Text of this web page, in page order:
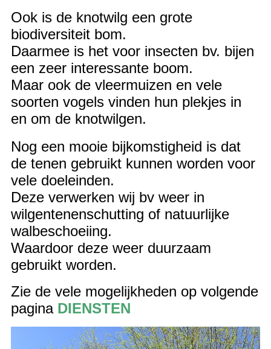
Ook is de knotwilg een grote
biodiversiteit bom.
Daarmee is het voor insecten bv. bijen
een zeer interessante boom.
Maar ook de vleermuizen en vele
soorten vogels vinden hun plekjes in
en om de knotwilgen.
Nog een mooie bijkomstigheid is dat
de tenen gebruikt kunnen worden voor
vele doeleinden.
Deze verwerken wij bv weer in
wilgentenenschutting of natuurlijke
walbeschoeiing.
Waardoor deze weer duurzaam
gebruikt worden.
Zie de vele mogelijkheden op volgende
pagina DIENSTEN